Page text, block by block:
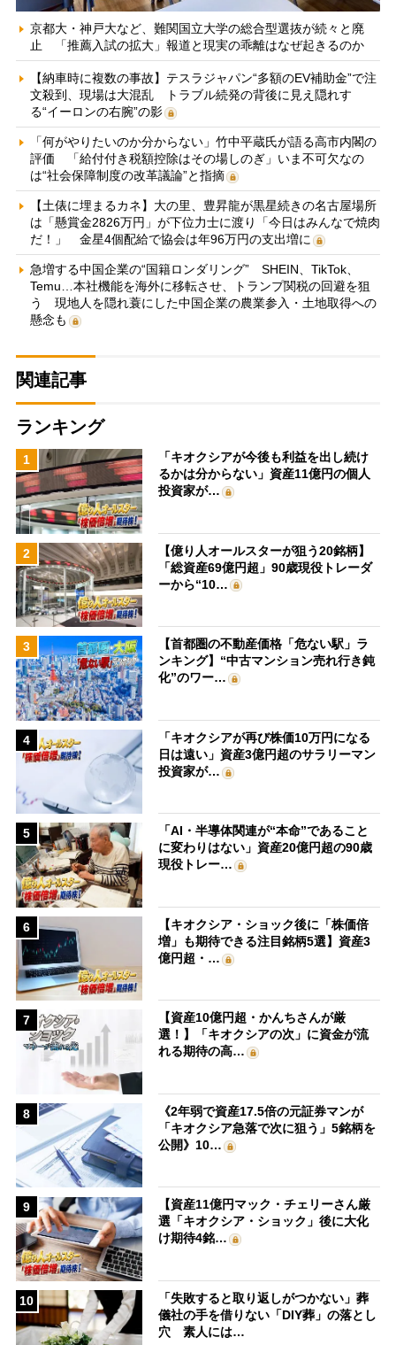
京都大・神戸大など、難関国立大学の総合型選抜が続々と廃
止 「推薦入試の拡大」報道と現実の乖離はなぜ起きるのか
【納車時に複数の事故】テスラジャパン“多額のEV補助金”で注
文殺到、現場は大混乱 トラブル続発の背後に見え隠れす
る“イーロンの右腕”の影
「何がやりたいのか分からない」竹中平蔵氏が語る高市内閣の
評価 「給付付き税額控除はその場しのぎ」いま不可欠なの
は“社会保障制度の改革議論”と指摘
【土俵に埋まるカネ】大の里、豊昇龍が黒星続きの名古屋場所
は「懸賞金2826万円」が下位力士に渡り「今日はみんなで焼肉
だ！」 金星4個配給で協会は年96万円の支出増に
急増する中国企業の“国籍ロンダリング” SHEIN、TikTok、
Temu…本社機能を海外に移転させ、トランプ関税の回避を狙
う 現地人を隠れ蓑にした中国企業の農業参入・土地取得への
懸念も
関連記事
ランキング
1
「キオクシアが今後も利益を出し続け
るかは分からない」資産11億円の個人
投資家が…
2
【億り人オールスターが狙う20銘柄】
「総資産69億円超」90歳現役トレーダ
ーから“10…
3
【首都圏の不動産価格「危ない駅」ラ
ンキング】“中古マンション売れ行き鈍
化”のワー…
4
「キオクシアが再び株価10万円になる
日は遠い」資産3億円超のサラリーマン
投資家が…
5
「AI・半導体関連が“本命”であること
に変わりはない」資産20億円超の90歳
現役トレー…
6
【キオクシア・ショック後に「株価倍
増」も期待できる注目銘柄5選】資産3
億円超・…
7
【資産10億円超・かんちさんが厳
選！】「キオクシアの次」に資金が流
れる期待の高…
8
《2年弱で資産17.5倍の元証券マンが
「キオクシア急落で次に狙う」5銘柄を
公開》10…
9
【資産11億円マック・チェリーさん厳
選「キオクシア・ショック」後に大化
け期待4銘…
10
「失敗すると取り返しがつかない」葬
儀社の手を借りない「DIY葬」の落とし
穴 素人には…